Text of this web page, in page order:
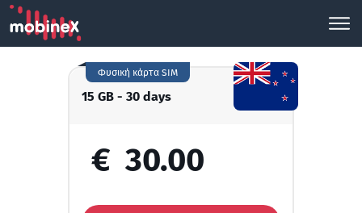
15 GB - 30 days
Φυσική κάρτα SIM
€ 30.00